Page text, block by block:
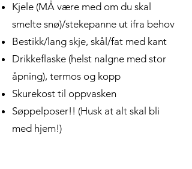
Kjele (MÅ være med om du skal
smelte snø)/stekepanne ut ifra behov
Bestikk/lang skje, skål/fat med kant
Drikkeflaske (helst nalgne med stor
åpning), termos og kopp
Skurekost til oppvasken
Søppelposer!! (Husk at alt skal bli
med hjem!)